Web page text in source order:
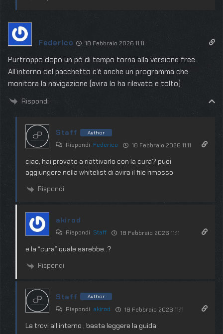
Federico 18 Febbraio 2026 11:11
Purtroppo dopo un pò di tempo torna alla versione free.
All’interno del pacchetto c’è anche un programma che
monitora la navigazione (avira lo ha rilevato e tolto)
Rispondi
Staff Author
Rispondi Federico 18 Febbraio 2026 11:11
ciao, hai provato a riattivarlo con la cura? puoi
aggiungere nella whitelist di avira il file rimosso
Rispondi
akirod
Rispondi Staff 18 Febbraio 2026 11:11
e la “cura” quale sarebbe..?
Rispondi
Staff Author
Rispondi akirod 18 Febbraio 2026 11:11
La trovi all’interno , basta leggere la guida